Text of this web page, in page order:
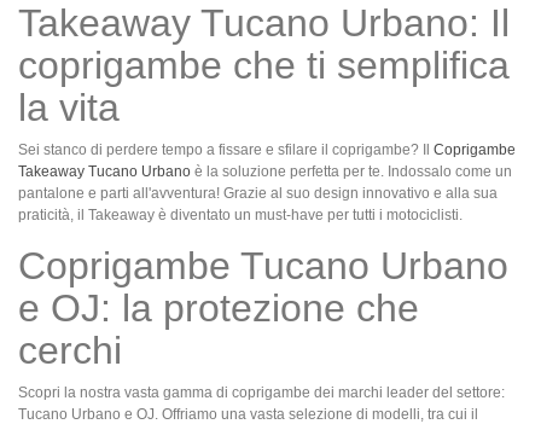
Takeaway Tucano Urbano: Il
coprigambe che ti semplifica
la vita
Sei stanco di perdere tempo a fissare e sfilare il coprigambe? Il Coprigambe
Takeaway Tucano Urbano è la soluzione perfetta per te. Indossalo come un
pantalone e parti all'avventura! Grazie al suo design innovativo e alla sua
praticità, il Takeaway è diventato un must-have per tutti i motociclisti.
Coprigambe Tucano Urbano
e OJ: la protezione che
cerchi
Scopri la nostra vasta gamma di coprigambe dei marchi leader del settore:
Tucano Urbano e OJ. Offriamo una vasta selezione di modelli, tra cui il